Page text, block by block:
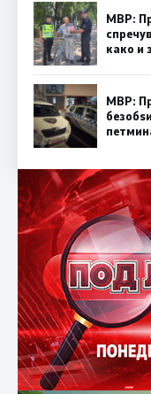
МВР:
како и
МВР: